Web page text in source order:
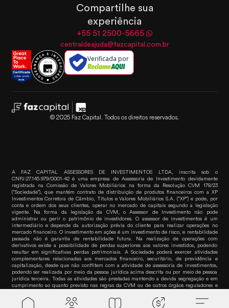
Compartilhe sua
experiência
+55 51 2500-5665
centraldeajuda@fazcapital.com.br
Verificada por
© 2025 Faz Capital. Todos os direitos reservados.
A FAZ CAPITAL ASSESSORES DE INVESTIMENTOS LTDA, inscrita sob o
CNPJ:27.145.979/0001-42 é uma empresa de Assessoria de Investimento devidamente
registrada na Comissão de Valores Mobiliários na forma da Resolução CVM 178/23
(“Sociedade”), que mantém contrato de distribuição de produtos financeiros com a XP
Investimentos Corretora de Câmbio, Títulos e Valores Mobiliários S.A. (“XP”) e pode, por
conta e ordem dos seus clientes, operar no mercado de capitais segundo a legislação
vigente. Na forma da legislação da CVM, o Assessor de Investimento não pode
administrar ou gerir o patrimônio de investidores. O assessor de investimentos é um
intermediário e depende da autorização prévia do cliente para realizar operações no
mercado financeiro. O investimento em ações é um investimento de risco, e rentabilidade
passada não é garantia de rentabilidade futura. Na realização de operações com
derivativos existe a possibilidade de perdas superiores aos valores investidos, podendo
resultar em significativas perdas patrimoniais. A Sociedade poderá exercer atividades
complementares relacionadas aos mercados financeiro, securitário, de previdência e
capitalização, desde que não conflitem com a atividade de assessoria de investimentos,
podendo ser realizada por meio da pessoa jurídica acima descrita ou por meio de pessoa
jurídica terceira. Todas as atividades são prestadas mantendo a devida segregação e em
cumprimento ao quanto previsto nas regras da CVM ou de outros órgãos reguladores e
investimentos. Para reclamações, contate a Ouvidoria da XP pelo telefone 0800 722-3730.